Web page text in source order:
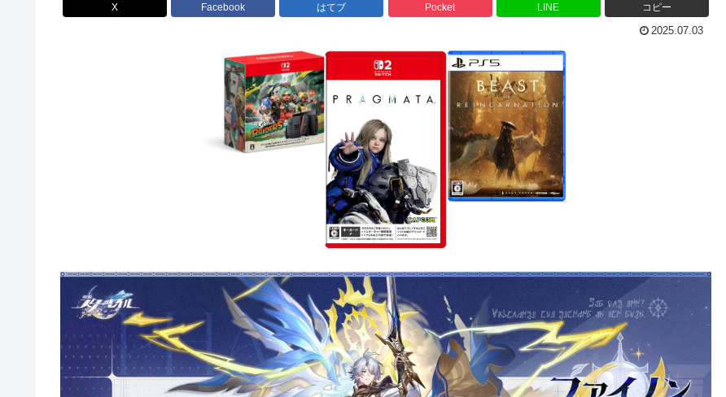
X Facebook はてブ Pocket LINE コピー
2025.07.03